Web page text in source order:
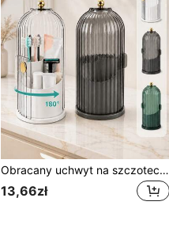
Obracany uchwyt na szczoteczkę do zębów z przesuwną pokrywą – wolnostojący organizer do przechowywania w łazience, na szczoteczki do zębów, pastę do zębów, pędzle do makijażu i kosmetyki – przezroczysty plastikowy design ze złotymi zdobieniami, uchwyt na szczoteczkę i pastę do zębów bez zasilania elektrycznego
13,66zł